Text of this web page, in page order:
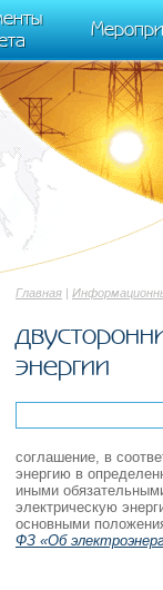
=== r) {
{ clickmap:true,
Главная |
энергии
соглашение, в
энергию в
иными
электрическую
основными
ФЗ «Об